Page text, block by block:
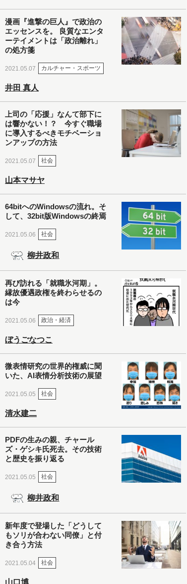
漫画『進撃の巨人』で政治の
エッセンスを。 良質なエンタ
ーテイメントは「政治離れ」
の処方箋
2021.05.07 カルチャー・スポーツ
井田 真人
上司の「応援」なんて部下に
は響かない！？ 今すぐ職場
に導入するべきモチベーショ
ンアップの方法
2021.05.07 社会
山本マサヤ
64bitへのWindowsの流れ。そ
して、32bit版Windowsの終焉
2021.05.06 社会
柳井政和
再び訪れる「就職氷河期」。
縁故優遇政権を終わらせるの
は今
2021.05.06 政治・経済
ぼうごなつこ
微表情研究の世界的権威に聞
いた、AI表情分析技術の展望
2021.05.05 社会
清水建二
PDFの生みの親、チャール
ズ・ゲシキ氏死去。その技術
と歴史を振り返る
2021.05.05 社会
柳井政和
新年度で登場した「どうして
もソリが合わない同僚」と付
き合う方法
2021.05.04 社会